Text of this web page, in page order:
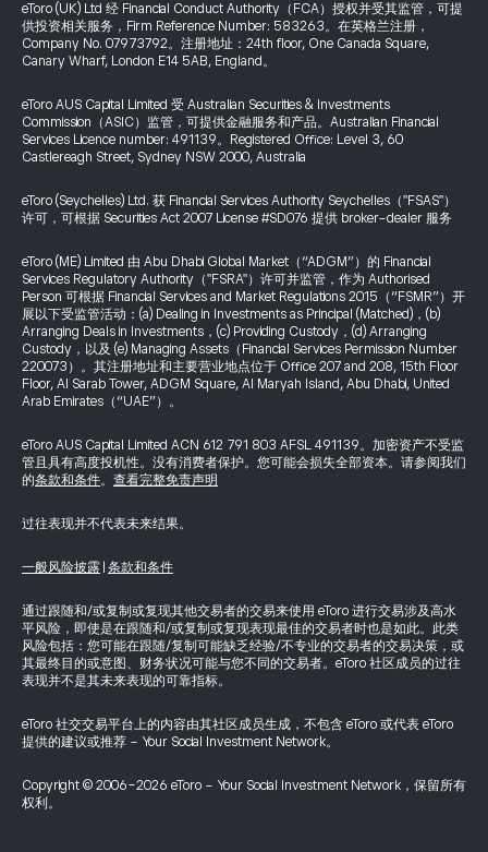
eToro (UK) Ltd 经 Financial Conduct Authority（FCA）授权并受其监管，可提
供投资相关服务，Firm Reference Number: 583263。在英格兰注册，
Company No. 07973792。注册地址：24th floor, One Canada Square,
Canary Wharf, London E14 5AB, England。
eToro AUS Capital Limited 受 Australian Securities & Investments
Commission（ASIC）监管，可提供金融服务和产品。Australian Financial
Services Licence number: 491139。Registered Office: Level 3, 60
Castlereagh Street, Sydney NSW 2000, Australia
eToro (Seychelles) Ltd. 获 Financial Services Authority Seychelles（"FSAS"）
许可，可根据 Securities Act 2007 License #SD076 提供 broker-dealer 服务
eToro (ME) Limited 由 Abu Dhabi Global Market（“ADGM”）的 Financial
Services Regulatory Authority（"FSRA"）许可并监管，作为 Authorised
Person 可根据 Financial Services and Market Regulations 2015（“FSMR”）开
展以下受监管活动：(a) Dealing in Investments as Principal (Matched)，(b)
Arranging Deals in Investments，(c) Providing Custody，(d) Arranging
Custody，以及 (e) Managing Assets（Financial Services Permission Number
220073）。其注册地址和主要营业地点位于 Office 207 and 208, 15th Floor
Floor, Al Sarab Tower, ADGM Square, Al Maryah Island, Abu Dhabi, United
Arab Emirates（“UAE”）。
eToro AUS Capital Limited ACN 612 791 803 AFSL 491139。加密资产不受监
管且具有高度投机性。没有消费者保护。您可能会损失全部资本。请参阅我们
的条款和条件。 查看完整免责声明
过往表现并不代表未来结果。
一般风险披露 条款和条件
通过跟随和/或复制或复现其他交易者的交易来使用 eToro 进行交易涉及高水
平风险，即使是在跟随和/或复制或复现表现最佳的交易者时也是如此。此类
风险包括：您可能在跟随/复制可能缺乏经验/不专业的交易者的交易决策，或
其最终目的或意图、财务状况可能与您不同的交易者。eToro 社区成员的过往
表现并不是其未来表现的可靠指标。
eToro 社交交易平台上的内容由其社区成员生成，不包含 eToro 或代表 eToro
提供的建议或推荐 - Your Social Investment Network。
Copyright © 2006-2026 eToro - Your Social Investment Network，保留所有
权利。